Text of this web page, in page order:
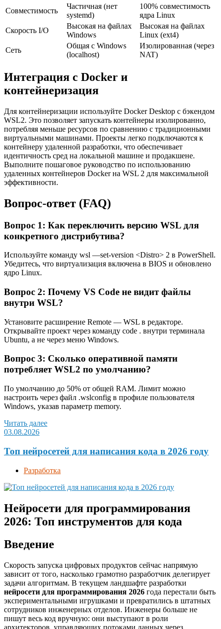
Совместимость
Частичная (нет
systemd)
100% совместимость
ядра Linux
Скорость I/O
Высокая на файлах
Windows
Высокая на файлах
Linux (ext4)
Сеть
Общая с Windows
(localhost)
Изолированная (через
NAT)
Интеграция с Docker и
контейнеризация
Для контейнеризации используйте Docker Desktop с бэкендом
WSL2. Это позволяет запускать контейнеры изолированно,
потребляя меньше ресурсов по сравнению с традиционными
виртуальными машинами. Проекты легко подключаются к
контейнеру удаленной разработки, что обеспечивает
идентичность сред на локальной машине и продакшене.
Выполните пошаговое руководство по использованию
удаленных контейнеров Docker на WSL 2 для максимальной
эффективности.
Вопрос-ответ (FAQ)
Вопрос 1: Как переключить версию WSL для
конкретного дистрибутива?
Используйте команду wsl —set-version <Distro> 2 в PowerShell.
Убедитесь, что виртуализация включена в BIOS и обновлено
ядро Linux.
Вопрос 2: Почему VS Code не видит файлы
внутри WSL?
Установите расширение Remote — WSL в редакторе.
Открывайте проект через команду code . внутри терминала
Ubuntu, а не через меню Windows.
Вопрос 3: Сколько оперативной памяти
потребляет WSL2 по умолчанию?
По умолчанию до 50% от общей RAM. Лимит можно
настроить через файл .wslconfig в профиле пользователя
Windows, указав параметр memory.
Читать далее
03.08.2026
Топ нейросетей для написания кода в 2026 году
Разработка
Нейросети для программирования
2026: Топ инструментов для кода
Введение
Скорость запуска цифровых продуктов сейчас напрямую
зависит от того, насколько грамотно разработчик делегирует
задачи алгоритмам. В текущем ландшафте разработки
нейросети для программирования 2026 года перестали быть
экспериментальными игрушками и превратились в штатных
сотрудников инженерных отделов. Инженеры больше не
пишут весь код вручную: они выступают в роли